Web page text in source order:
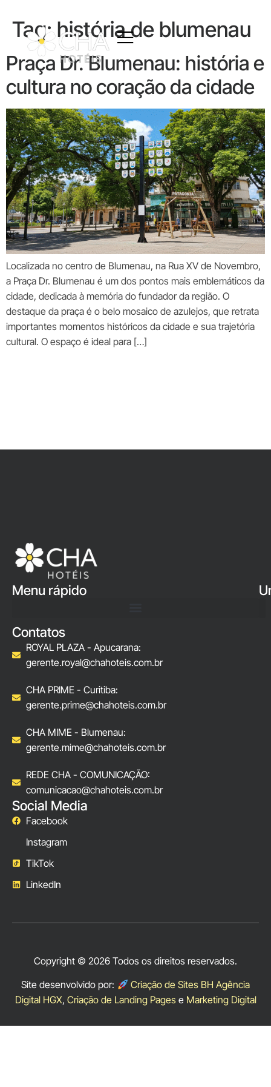
Tag:história de blumenau
Praça Dr. Blumenau: história e
cultura no coração da cidade
Localizada no centro de Blumenau, na Rua XV de Novembro,
a Praça Dr. Blumenau é um dos pontos mais emblemáticos da
cidade, dedicada à memória do fundador da região. O
destaque da praça é o belo mosaico de azulejos, que retrata
importantes momentos históricos da cidade e sua trajetória
cultural. O espaço é ideal para […]
Menu rápido
Contatos
ROYAL PLAZA - Apucarana:
gerente.royal@chahoteis.com.br
CHA PRIME - Curitiba:
gerente.prime@chahoteis.com.br
CHA MIME - Blumenau:
gerente.mime@chahoteis.com.br
REDE CHA - COMUNICAÇÃO:
comunicacao@chahoteis.com.br
Social Media
Facebook
Instagram
TikTok
LinkedIn
Copyright © 2026 Todos os direitos reservados.
Site desenvolvido por:
Criação de Sites BH Agência
Digital HGX, Criação de Landing Pagese Marketing Digital